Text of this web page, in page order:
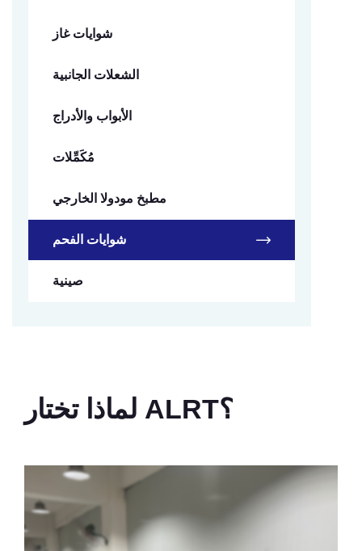
شوايات غاز
الشعلات الجانبية
الأبواب والأدراج
مُكَمِّلات
مطبخ مودولا الخارجي
شوايات الفحم
صينية
لماذا تختار ALRT؟